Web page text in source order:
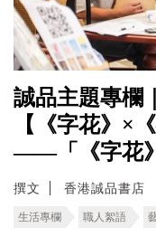
誠品主題專欄
【《字花》×
——「《字花
撰文 香港誠品書店
生活專欄 職人絮語